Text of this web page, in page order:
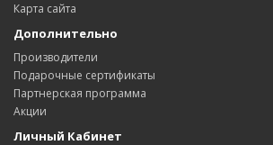
Карта сайта
Дополнительно
Производители
Подарочные сертификаты
Партнерская программа
Акции
Личный Кабинет